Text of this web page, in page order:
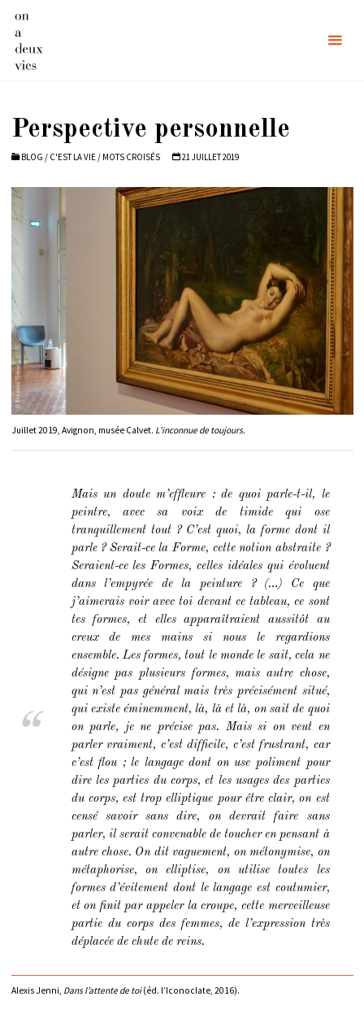
content
Perspective personnelle
BLOG / C'EST LA VIE / MOTS CROISÉS 21 JUILLET 2019
Juillet 2019, Avignon, musée Calvet. L’inconnue de toujours.
Mais un doute m’effleure : de quoi parle-t-il, le
peintre, avec sa voix de timide qui ose
tranquillement tout ? C’est quoi, la forme dont il
parle ? Serait-ce la Forme, cette notion abstraite ?
Seraient-ce les Formes, celles idéales qui évoluent
dans l’empyrée de la peinture ? (…) Ce que
j’aimerais voir avec toi devant ce tableau, ce sont
tes formes, et elles apparaîtraient aussitôt au
creux de mes mains si nous le regardions
ensemble. Les formes, tout le monde le sait, cela ne
désigne pas plusieurs formes, mais autre chose,
qui n’est pas général mais très précisément situé,
qui existe éminemment, là, là et là, on sait de quoi
on parle, je ne précise pas. Mais si on veut en
parler vraiment, c’est difficile, c’est frustrant, car
c’est flou ; le langage dont on use poliment pour
dire les parties du corps, et les usages des parties
du corps, est trop elliptique pour être clair, on est
censé savoir sans dire, on devrait faire sans
parler, il serait convenable de toucher en pensant à
autre chose. On dit vaguement, on métonymise, on
métaphorise, on elliptise, on utilise toutes les
formes d’évitement dont le langage est coutumier,
et on finit par appeler la croupe, cette merveilleuse
partie du corps des femmes, de l’expression très
déplacée de chute de reins.
Alexis Jenni, Dans l’attente de toi(éd. l’Iconoclate, 2016).